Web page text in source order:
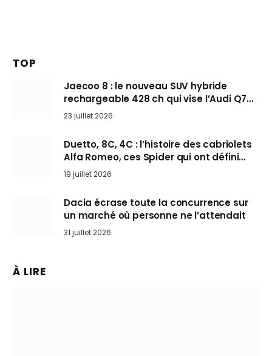
TOP
Jaecoo 8 : le nouveau SUV hybride
rechargeable 428 ch qui vise l’Audi Q7
arrive en Europe cet automne
23 juillet 2026
Duetto, 8C, 4C : l’histoire des cabriolets
Alfa Romeo, ces Spider qui ont défini
l’art de rouler cheveux au vent
19 juillet 2026
Dacia écrase toute la concurrence sur
un marché où personne ne l’attendait
31 juillet 2026
À LIRE